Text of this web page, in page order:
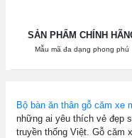
SẢN PHẨM CHÍNH
Mẫu mã đa dạng phong phú
Bộ bàn ăn thân gỗ căm xe
những ai yêu thích vẻ đẹp
truyền thống Việt. Gỗ căm